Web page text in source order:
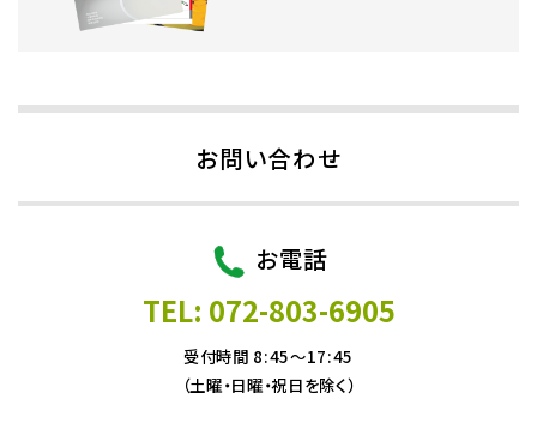
お問い合わせ
お電話
TEL: 072-803-6905
受付時間 8:45～17:45
（土曜・日曜・祝日を除く）